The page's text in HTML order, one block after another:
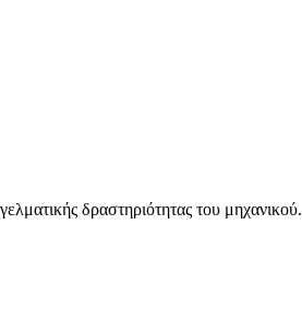
δραστηριότητας του μηχανικού.